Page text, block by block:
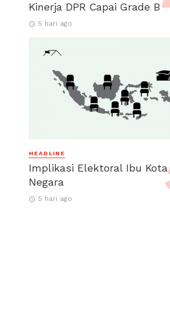
Kinerja DPR Capai Grade B
5 hari ago
HEADLINE
Implikasi Elektoral Ibu Kota
Negara
5 hari ago